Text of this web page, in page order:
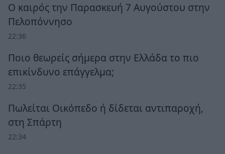
Ο καιρός την Παρασκευή 7 Αυγούστου στην
Πελοπόννησο
22:36
Ποιο θεωρείς σήμερα στην Ελλάδα το πιο
επικίνδυνο επάγγελμα;
22:35
Πωλείται Οικόπεδο ή δίδεται αντιπαροχή,
στη Σπάρτη
22:34